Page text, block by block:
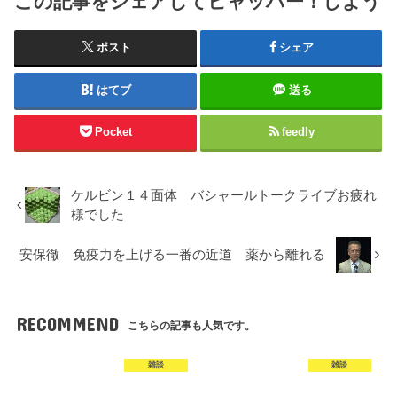
ポスト シェア
はてブ 送る
Pocket feedly
ケルビン１４面体 バシャールトークライブお疲れ
様でした
安保徹 免疫力を上げる一番の近道 薬から離れる
RECOMMEND こちらの記事も人気です。
雑談 雑談